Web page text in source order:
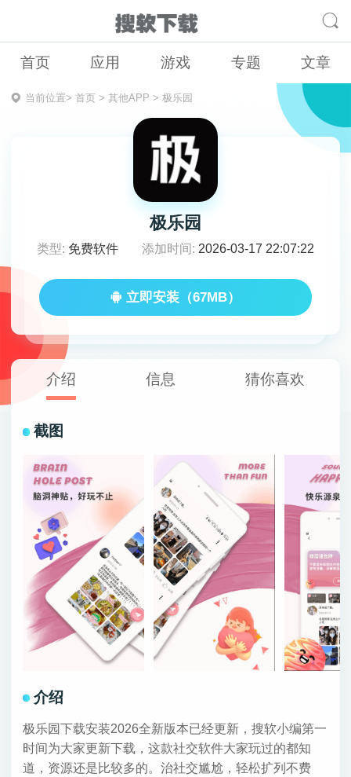
首页 应用 游戏 专题 文章
当前位置> 首页> 其他APP > 极乐园
极乐园
类型: 免费软件 添加时间: 2026-03-17 22:07:22
立即安装（67MB）
介绍 信息 猜你喜欢
截图
介绍
极乐园下载安装2026全新版本已经更新，搜软小编第一
时间为大家更新下载，这款社交软件大家玩过的都知
道，资源还是比较多的。治社交尴尬，轻松扩列不费